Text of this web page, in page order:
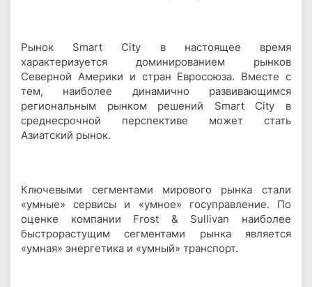
Рынок Smart City в настоящее время
характеризуется доминированием рынков
Северной Америки и стран Евросоюза. Вместе с
тем, наиболее динамично развивающимся
региональным рынком решений Smart City в
среднесрочной перспективе может стать
Азиатский рынок.
Ключевыми сегментами мирового рынка стали
«умные» сервисы и «умное» госуправление. По
оценке компании Frost & Sullivan наиболее
быстрорастущим сегментами рынка является
«умная» энергетика и «умный» транспорт.